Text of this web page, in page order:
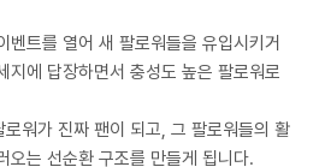
벤트를 열어 새 팔로워들을 유입시키거
지에 답장하면서 충성도 높은 팔로워로
워가 진짜 팬이 되고, 그 팔로워들의 활
오는 선순환 구조를 만들게 됩니다.